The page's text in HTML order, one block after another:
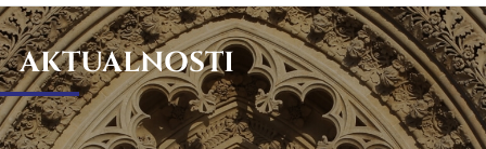
AKTUALNOSTI